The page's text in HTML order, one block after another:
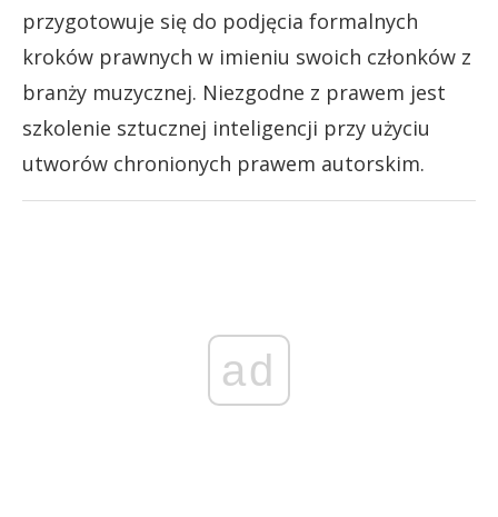
przygotowuje się do podjęcia formalnych
kroków prawnych w imieniu swoich członków z
branży muzycznej. Niezgodne z prawem jest
szkolenie sztucznej inteligencji przy użyciu
utworów chronionych prawem autorskim.
ad